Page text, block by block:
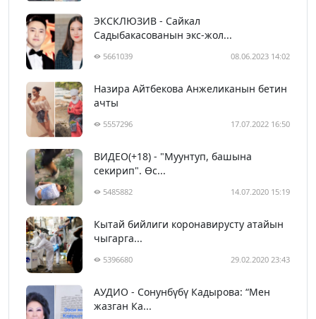
ЭКСКЛЮЗИВ - Сайкал
Садыбакасованын экс-жол...
5661039 08.06.2023 14:02
Назира Айтбекова Анжеликанын бетин
ачты
5557296 17.07.2022 16:50
ВИДЕО(+18) - "Муунтуп, башына
секирип". Өс...
5485882 14.07.2020 15:19
Кытай бийлиги коронавирусту атайын
чыгарга...
5396680 29.02.2020 23:43
АУДИО - Сонунбүбү Кадырова: “Мен
жазган Ка...